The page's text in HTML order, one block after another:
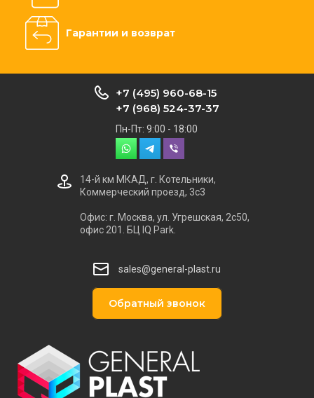
Гарантии и возврат
+7 (495) 960-68-15
+7 (968) 524-37-37
Пн-Пт: 9:00 - 18:00
14-й км МКАД, г. Котельники,
Коммерческий проезд, 3с3
Офис: г. Москва, ул. Угрешская, 2с50,
офис 201. БЦ IQ Park.
sales@general-plast.ru
Обратный звонок